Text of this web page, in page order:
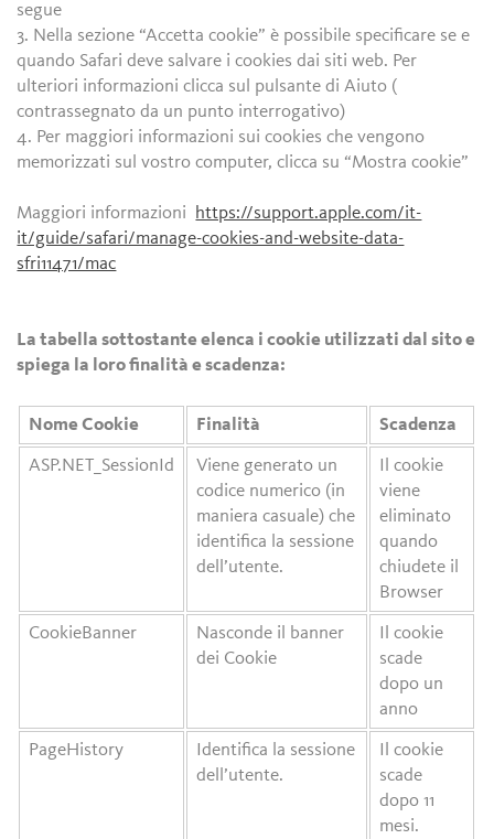
segue
3. Nella sezione “Accetta cookie” è possibile specificare se e
quando Safari deve salvare i cookies dai siti web. Per
ulteriori informazioni clicca sul pulsante di Aiuto (
contrassegnato da un punto interrogativo)
4. Per maggiori informazioni sui cookies che vengono
memorizzati sul vostro computer, clicca su “Mostra cookie”
Maggiori informazioni https://support.apple.com/it-
it/guide/safari/manage-cookies-and-website-data-
sfri11471/mac
La tabella sottostante elenca i cookie utilizzati dal sito e
spiega la loro finalità e scadenza:
Nome Cookie Finalità Scadenza
ASP.NET_SessionId
Viene generato un
codice numerico (in
maniera casuale) che
identifica la sessione
dell’utente.
Il cookie
viene
eliminato
quando
chiudete il
Browser
CookieBanner
Nasconde il banner
dei Cookie
Il cookie
scade
dopo un
anno
PageHistory
Identifica la sessione
dell’utente.
Il cookie
scade
dopo 11
mesi.